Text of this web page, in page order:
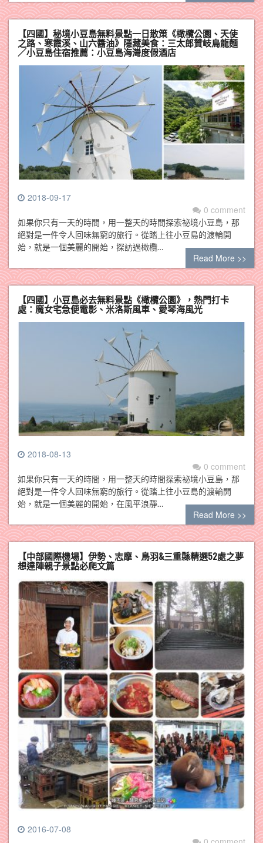
【四國】秘境小豆島無料景點一日散策《橄欖公園、天使
之路、寒霞溪、山六醬油》隱藏美食：三太郎贊岐烏龍麵
／小豆島住宿推薦：小豆島海灣度假酒店
2018-09-17
0 comment
如果你只有一天的時間，用一整天的時間探索祕境小豆島，那
絕對是一件令人回味無窮的旅行。從踏上往小豆島的渡輪開
始，就是一個美麗的開始，探訪過橄欖…
Read More >>
【四國】小豆島必去無料景點《橄欖公園》，熱門打卡
處：魔女宅急便電影、米洛斯風車、愛琴海風光
2018-08-13
0 comment
如果你只有一天的時間，用一整天的時間探索祕境小豆島，那
絕對是一件令人回味無窮的旅行。從踏上往小豆島的渡輪開
始，就是一個美麗的開始，在風平浪靜…
Read More >>
【中部國際機場】伊勢、志摩、鳥羽&三重縣精選52處之夢
想達陣親子景點必爬文篇
2016-07-08